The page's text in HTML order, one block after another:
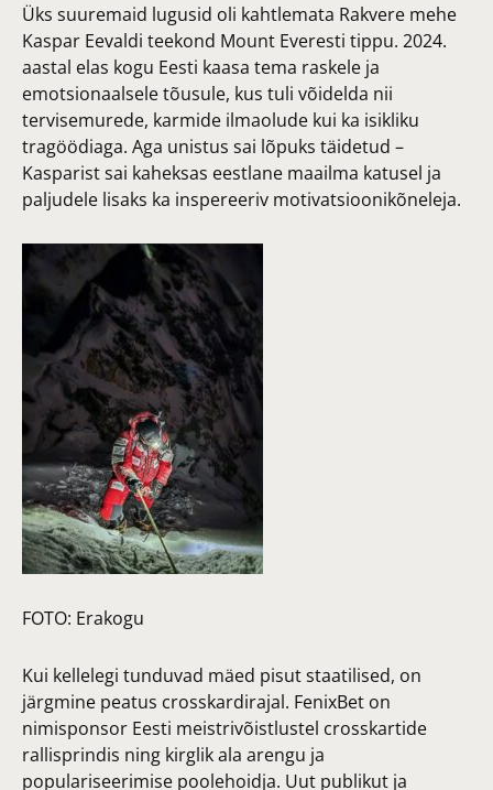
Üks suuremaid lugusid oli kahtlemata Rakvere mehe
Kaspar Eevaldi teekond Mount Everesti tippu. 2024.
aastal elas kogu Eesti kaasa tema raskele ja
emotsionaalsele tõusule, kus tuli võidelda nii
tervisemurede, karmide ilmaolude kui ka isikliku
tragöödiaga. Aga unistus sai lõpuks täidetud –
Kasparist sai kaheksas eestlane maailma katusel ja
paljudele lisaks ka inspereeriv motivatsioonikõneleja.
FOTO: Erakogu
Kui kellelegi tunduvad mäed pisut staatilised, on
järgmine peatus crosskardirajal. FenixBet on
nimisponsor Eesti meistrivõistlustel crosskartide
rallisprindis ning kirglik ala arengu ja
populariseerimise poolehoidja. Uut publikut ja